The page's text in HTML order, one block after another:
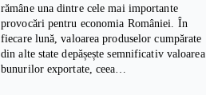
rămâne una dintre cele mai importante
provocări pentru economia României. În
fiecare lună, valoarea produselor cumpărate
din alte state depășește semnificativ valoarea
bunurilor exportate, ceea…